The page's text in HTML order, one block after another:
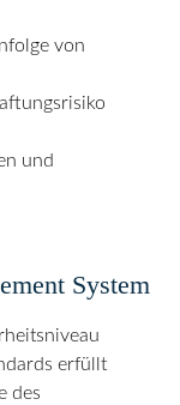
von
und
System
erfüllt
des